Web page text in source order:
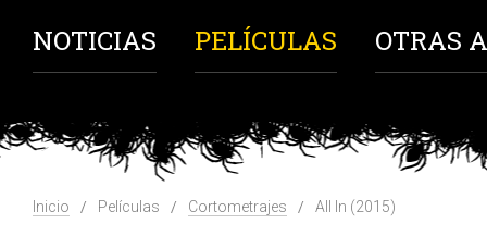
NOTICIAS PELÍCULAS OTRAS
Inicio Películas Cortometrajes All In (2015)